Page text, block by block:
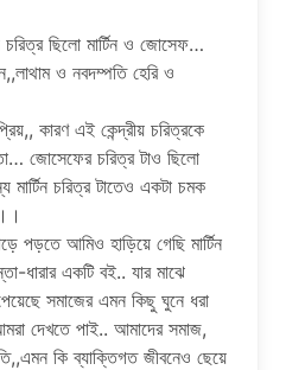
চরিত্র ছিলো মার্টিন ও জোসেফ…
ও নবদম্পতি হেরি ও
কারণ এই কেন্দ্রীয় চরিত্রকে
জোসেফের চরিত্র টাও ছিলো
চরিত্র টাতেও একটা চমক
পড়তে আমিও হাড়িয়ে গেছি মার্টিন
ধারার একটি বই.. যার মাঝে
সমাজের এমন কিছু ঘুনে ধরা
দেখতে পাই.. আমাদের সমাজ,
কি ব্যাক্তিগত জীবনেও ছেয়ে